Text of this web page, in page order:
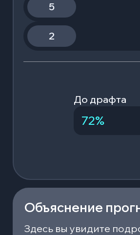
5
2
До драфта
72%
Объяснение
Здесь вы увидите